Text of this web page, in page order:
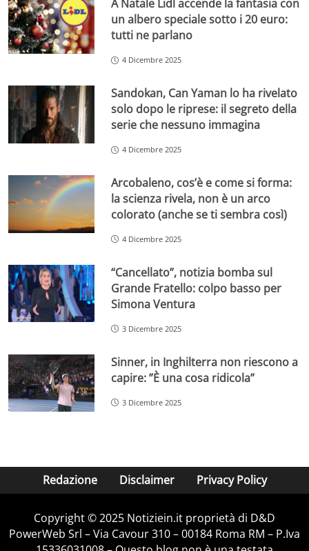
A Natale Lidl accende la fantasia con
un albero speciale sotto i 20 euro:
tutti ne parlano
4 Dicembre 2025
Sandokan, Can Yaman lo ha rivelato
solo dopo le riprese: il segreto della
serie che nessuno immagina
4 Dicembre 2025
Arcobaleno, cos’è e come si forma:
la scienza rivela, non è un arco
colorato (anche se ti sembra così)
4 Dicembre 2025
“Cancellato”, notizia bomba sul
Grande Fratello: colpo basso per
Simona Ventura
3 Dicembre 2025
Sinner, in Inghilterra non riescono a
capire: ”È una cosa ridicola”
3 Dicembre 2025
Redazione Disclaimer Privacy Policy
Copyright © 2025 Notiziein.it proprietà di D&D
PowerWeb Srl – Via Cavour 310 – 00184 Roma RM – P.Iva